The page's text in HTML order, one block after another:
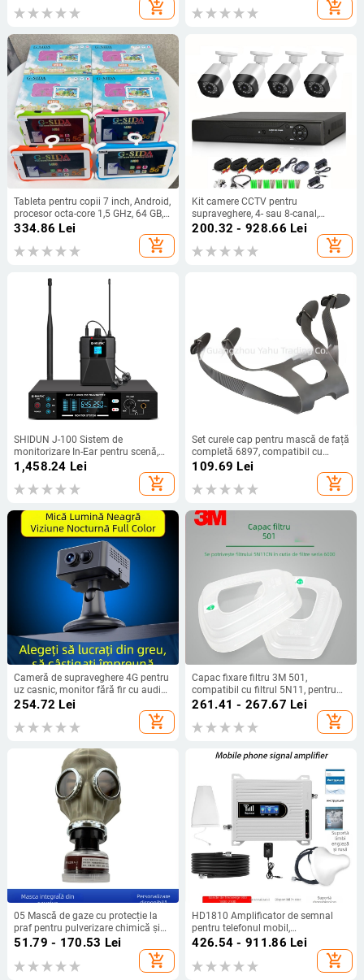
add_shopping_cart add_shopping_cart
Tableta pentru copii 7 inch, Android,
procesor octa-core 1,5 GHz, 64 GB,
4G SIM, ecran IPS
334.86 Lei
add_shopping_cart
Kit camere CCTV pentru
supraveghere, 4- sau 8-canal,
infraroșu, lentilă 3.6 mm,
alimentare 12 V, interior/exterior
200.32 - 928.66 Lei
add_shopping_cart
SHIDUN J-100 Sistem de
monitorizare In-Ear pentru scenă,
monitoare intra-auriculare cablate
pentru cântăreți și formații
1,458.24 Lei
add_shopping_cart
Set curele cap pentru mască de față
completă 6897, compatibil cu
masca de gaz 3M 6800
109.69 Lei
add_shopping_cart
Cameră de supraveghere 4G pentru
uz casnic, monitor fără fir cu audio
bidirecțional, vizualizare HD noapte,
254.72 Lei
add_shopping_cart
Capac fixare filtru 3M 501,
compatibil cu filtrul 5N11, pentru
mască de praf 6200
261.41 - 267.67 Lei
add_shopping_cart
05 Mască de gaze cu protecție la
praf pentru pulverizare chimică și
vopsire, pentru utilizare cu pesticide,
protecție împotriva mirosurilor și
formaldehidei, din cauciuc natural
51.79 - 170.53 Lei
add_shopping_cart
HD1810 Amplificator de semnal
pentru telefonul mobil,
2G/3G/4G/5G, 800–2600 MHz,
acoperire 500 m², dimensiuni
28×18×2 cm
426.54 - 911.86 Lei
add_shopping_cart